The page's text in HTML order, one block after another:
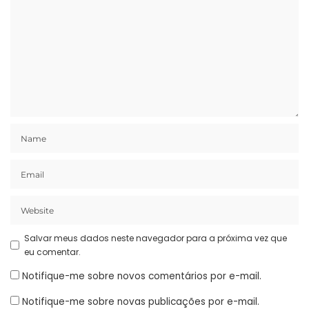
Salvar meus dados neste navegador para a próxima vez que
eu comentar.
Notifique-me sobre novos comentários por e-mail.
Notifique-me sobre novas publicações por e-mail.